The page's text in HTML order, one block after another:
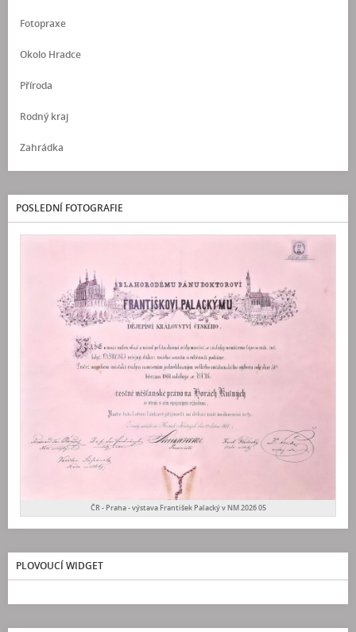
Fotopraxe
Okolo Hradce
Příroda
Rodný kraj
Zahrádka
POSLEDNÍ FOTOGRAFIE
ČR - Praha - výstava František Palacký v NM 2026 05
PLOVOUCÍ WIDGET